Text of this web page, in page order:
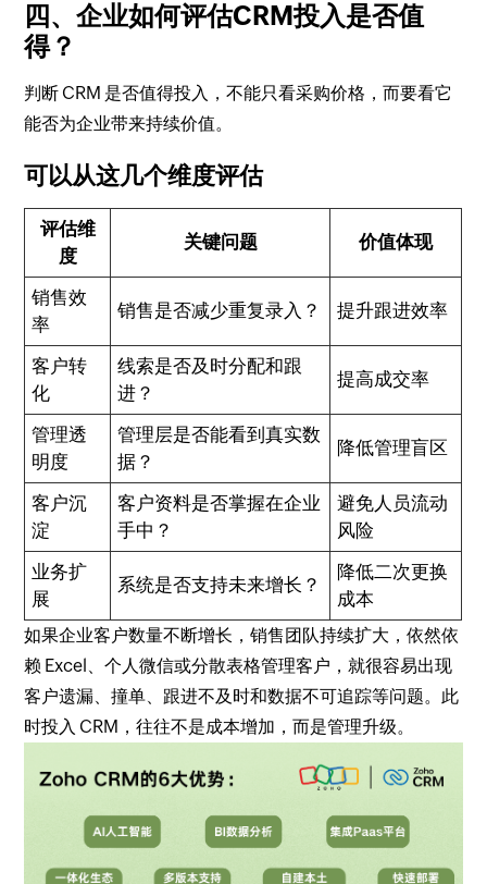
四、企业如何评估CRM投入是否值
得？
判断 CRM 是否值得投入，不能只看采购价格，而要看它
能否为企业带来持续价值。
可以从这几个维度评估
评估维
度
关键问题 价值体现
销售效
率
销售是否减少重复录入？ 提升跟进效率
客户转
化
线索是否及时分配和跟
进？
提高成交率
管理透
明度
管理层是否能看到真实数
据？
降低管理盲区
客户沉
淀
客户资料是否掌握在企业
手中？
避免人员流动
风险
业务扩
展
系统是否支持未来增长？
降低二次更换
成本
如果企业客户数量不断增长，销售团队持续扩大，依然依
赖 Excel、个人微信或分散表格管理客户，就很容易出现
客户遗漏、撞单、跟进不及时和数据不可追踪等问题。此
时投入 CRM，往往不是成本增加，而是管理升级。